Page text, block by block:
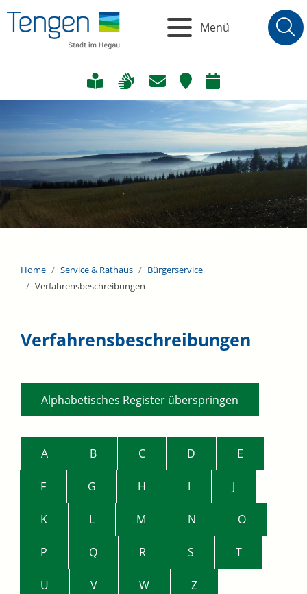
Menü
Home Service & Rathaus
Bürgerservice
Verfahrensbeschreibungen
Verfahrensbeschreibungen
Alphabetisches Register überspringen
A B C D E
F G H I J
K L M N O
P Q R S T
U V W Z